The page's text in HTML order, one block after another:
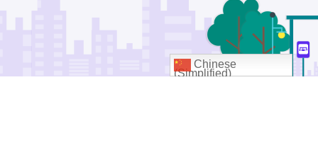
Chinese
(Simplified)